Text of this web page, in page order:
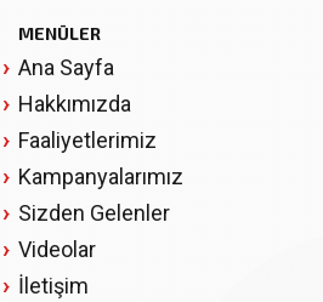
MENÜLER
Ana Sayfa
Hakkımızda
Faaliyetlerimiz
Kampanyalarımız
Sizden Gelenler
Videolar
İletişim